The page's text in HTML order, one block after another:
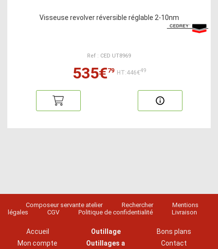
Visseuse revolver réversible réglable 2-10nm
Ref : CED UT8969
535€79 HT:446€49
Composeur servante atelier Rechercher
Mentions
légales
CGV Politique de confidentialité Livraison
Accueil
Mon compte
Outillage
Outillages a
Bons plans
Contact